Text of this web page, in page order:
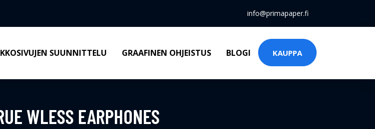
info@primapaper.fi
SUUNNITTELU GRAAFINEN OHJEISTUS BLOGI KAUPPA
WLESS EARPHONES